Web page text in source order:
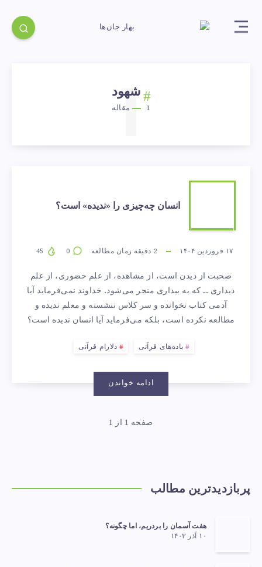
شهود
1 مقاله
1
انسان
چه‌چیزی
را
«ندیده»
است؟
انسان چه‌چیزی را «ندیده» است؟
۱۷ فروردین ۱۴۰۴ 2 دقیقه زمان مطالعه 0
صحبت از دیدن است، از مشاهده، از علم حضوری، از علم
دیداری ــ که به بیداری منجر می‌شود. خداوند نمی‌فرماید آیا
آدمی کتاب نخوانده و سر کلاس ننشسته و معلم ندیده و
مطالعه نکرده است، بلکه می‌فرماید آیا انسان ندیده است؟
باده‌های قرآنی دلارام قرآنی
ادامه خواندن
صفحه 1 از 1
پربازدیدترین مطالب
هفت آسمان را بردریم، اما چگونه؟
۱۰ آذر ۱۴۰۳